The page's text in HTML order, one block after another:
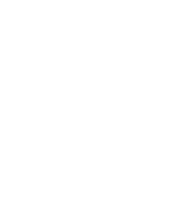
de nieuwste merken en producten,